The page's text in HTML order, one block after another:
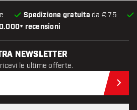
recensioni
Spedizione gratuita da € 75
NEWSLETTER
le ultime offerte.